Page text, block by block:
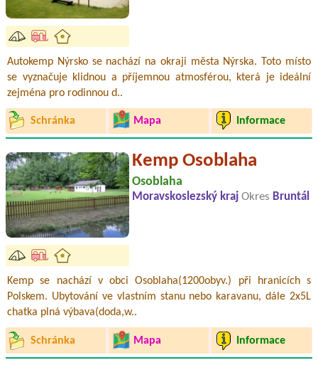
Autokemp Nýrsko se nachází na okraji města Nýrska. Toto místo
se vyznačuje klidnou a příjemnou atmosférou, která je ideální
zejména pro rodinnou d..
Schránka Mapa Informace
Kemp Osoblaha
Osoblaha
Moravskoslezský kraj Okres Bruntál
Kemp se nachází v obci Osoblaha(1200obyv.) při hranicích s
Polskem. Ubytování ve vlastním stanu nebo karavanu, dále 2x5L
chatka plná výbava(doda,w..
Schránka Mapa Informace